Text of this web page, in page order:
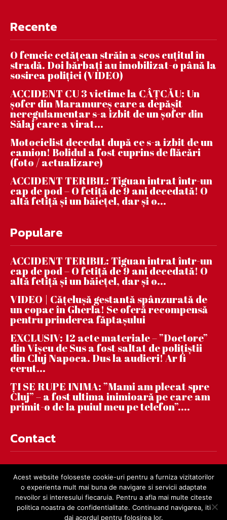
Recente
O femeie cetățean străin a scos cuțitul în
stradă. Doi bărbați au imobilizat-o până la
sosirea poliției (VIDEO)
ACCIDENT CU 3 victime la CÂȚCĂU: Un
șofer din Maramureș care a depășit
neregulamentar s-a izbit de un șofer din
Sălaj care a virat...
Motociclist decedat după ce s-a izbit de un
camion! Bolidul a fost cuprins de flăcări
(foto / actualizare)
ACCIDENT TERIBIL: Tiguan intrat într-un
cap de pod – O fetiță de 9 ani decedată! O
altă fetiță și un băiețel, dar și o...
Populare
ACCIDENT TERIBIL: Tiguan intrat într-un
cap de pod – O fetiță de 9 ani decedată! O
altă fetiță și un băiețel, dar și o...
VIDEO | Căţeluşă gestantă spânzurată de
un copac în Gherla! Se oferă recompensă
pentru prinderea făptaşului
EXCLUSIV: 12 acte materiale – ”Doctore”
din Vișeu de Sus a fost saltat de polițiștii
din Cluj Napoca. Dus la audieri! Ar fi
cerut...
ȚI SE RUPE INIMA: ”Mami am plecat spre
Cluj” – a fost ultima inimioară pe care am
primit-o de la puiul meu pe telefon”....
Contact
Acest website foloseste cookie-uri pentru a furniza vizitatorilor
o experienta mult mai buna de navigare si servicii adaptate
nevoilor si interesului fiecaruia. Pentru a afla mai multe citeste
politica noastra de confidentialitate. Continuand navigarea, iti
dai acordul pentru folosirea lor.